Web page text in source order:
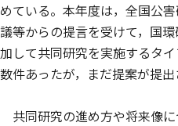
めている。本年度は，全国公
議等からの提言を受けて，国
加して共同研究を実施するタ
数件あったが，まだ提案が提出
共同研究の進め方や将来像